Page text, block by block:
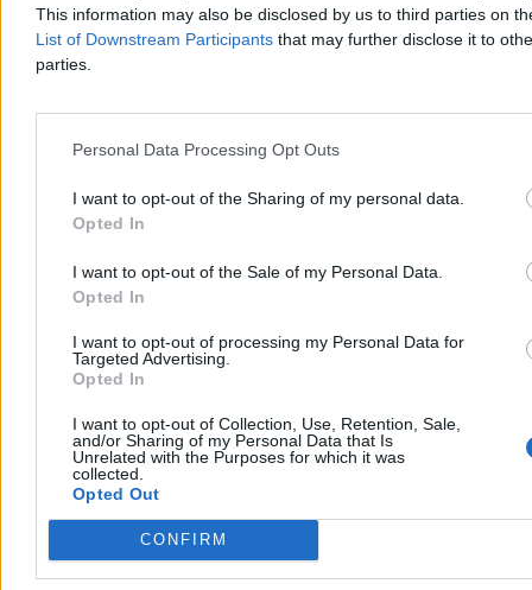
This information may also be disclosed by us to third parties on
List of Downstream Participants that may further disclose it to
parties.
Personal Data Processing Opt Outs
I want to opt-out of the Sharing of my personal data.
Opted In
I want to opt-out of the Sale of my Personal Data.
Opted In
I want to opt-out of processing my Personal Data for
Targeted Advertising.
Opted In
I want to opt-out of Collection, Use, Retention, Sale,
and/or Sharing of my Personal Data that Is
Unrelated with the Purposes for which it was
collected.
Opted Out
CONFIRM
Zbyt dużo książek to nie wina pisarzy. To nie oni
książki ma się świetnie. Chciałabym tylko zapytać, dlaczego w całej
których literatura po prostu nie istnieje.
Dagmara Leszkowicz-Zaluska
05.08.2026
Reklama
Reklama